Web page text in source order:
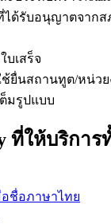
ได้รับอนุญาตจากส
บเสร็จ
ช้ยื่นสถานทูต/หน่วย
ต็มรูปแบบ
ที่ให้บริการ
อชื่อภาษาไทย